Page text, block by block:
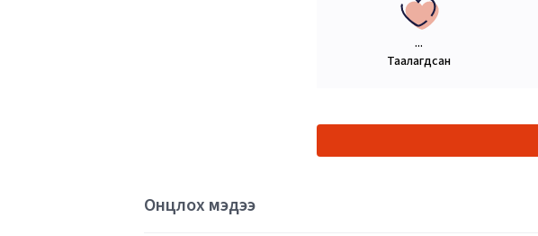
...
Таалагдсан
Онцлох мэдээ